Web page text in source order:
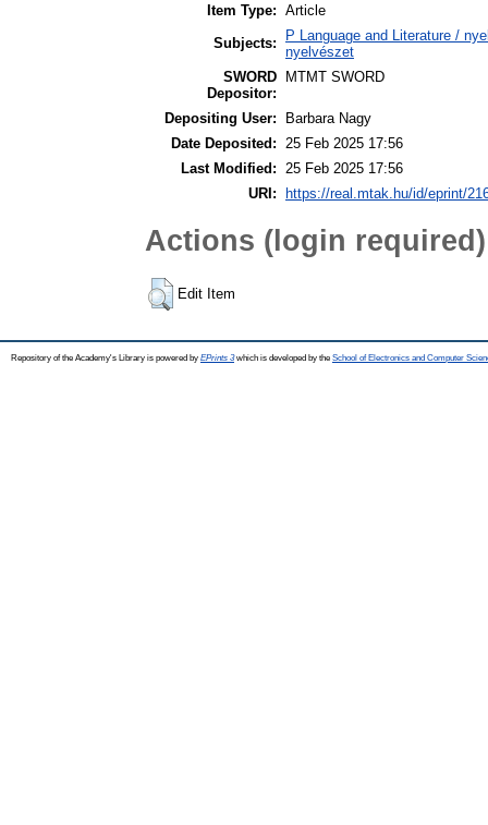
Item Type: Article
Subjects:
P Language and Literature /
nyelvészet
SWORD
Depositor:
MTMT SWORD
Depositing User:
Barbara Nagy
Date Deposited:
25 Feb 2025 17:56
Last Modified:
25 Feb 2025 17:56
URI: https://real.mtak.hu/id/eprint/
Actions (login required)
Edit Item
Repository of the Academy's Library is powered by EPrints 3which is developed by the School of Electronics and Computer